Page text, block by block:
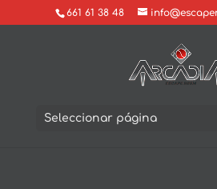
661 61 38 48
Seleccionar página